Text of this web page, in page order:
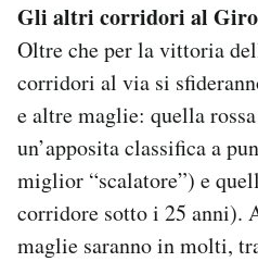
Gli altri corridori al Giro
Oltre che per la vittoria
corridori al via si
e altre maglie: quella
un’apposita classifica a
miglior “scalatore”) e
corridore sotto i 25 anni).
maglie saranno in molti,